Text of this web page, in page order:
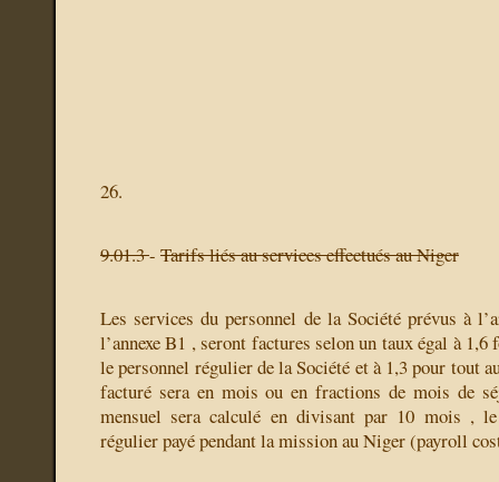
26.
9.01.3- Tarifs liés au services effectués au Niger
Les services du personnel de la Société prévus à
l’annexe B1 , seront factures selon un taux égal à
le personnel régulier de la Société et à 1,3 pour tout
facturé sera en mois ou en fractions de mois de
mensuel sera calculé en divisant par 10 mois ,
régulier payé pendant la mission au Niger (payroll